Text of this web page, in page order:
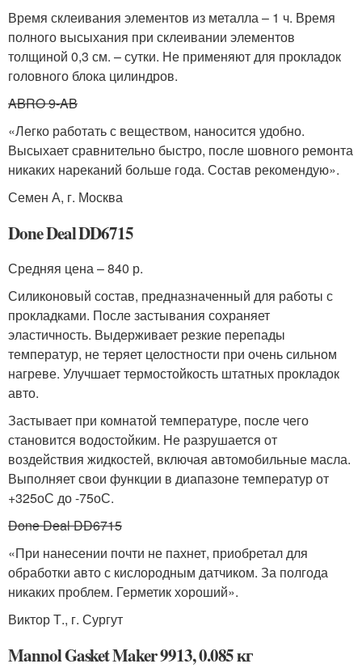
Время склеивания элементов из металла – 1 ч. Время
полного высыхания при склеивании элементов
толщиной 0,3 см. – сутки. Не применяют для прокладок
головного блока цилиндров.
ABRO 9-AB
«Легко работать с веществом, наносится удобно.
Высыхает сравнительно быстро, после шовного ремонта
никаких нареканий больше года. Состав рекомендую».
Семен А, г. Москва
Done Deal DD6715
Средняя цена – 840 р.
Силиконовый состав, предназначенный для работы с
прокладками. После застывания сохраняет
эластичность. Выдерживает резкие перепады
температур, не теряет целостности при очень сильном
нагреве. Улучшает термостойкость штатных прокладок
авто.
Застывает при комнатой температуре, после чего
становится водостойким. Не разрушается от
воздействия жидкостей, включая автомобильные масла.
Выполняет свои функции в диапазоне температур от
+325оС до -75оС.
Done Deal DD6715
«При нанесении почти не пахнет, приобретал для
обработки авто с кислородным датчиком. За полгода
никаких проблем. Герметик хороший».
Виктор Т., г. Сургут
Mannol Gasket Maker 9913, 0.085 кг